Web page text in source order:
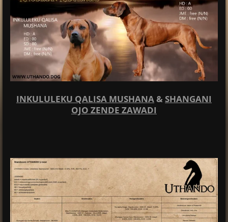
INKULULEKU QALISA MUSHANA& SHANGANI
OJO ZENDE ZAWADI